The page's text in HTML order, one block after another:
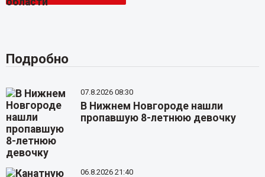
Подробно
07.8.2026 08:30
В Нижнем Новгороде нашли
пропавшую 8-летнюю девочку
06.8.2026 21:40